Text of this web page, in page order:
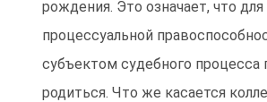
рождения. Это означает, что
процессуальной
субъектом судебного
родиться. Что же касается